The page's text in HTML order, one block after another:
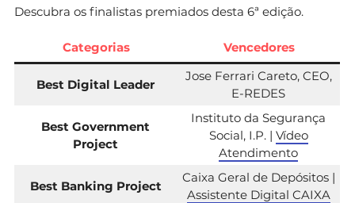
Descubra os finalistas premiados desta 6ª edição.
Categorias Vencedores
Best Digital Leader
Jose Ferrari Careto, CEO,
E-REDES
Best Government
Project
Instituto da Segurança
Social, I.P. | Vídeo
Atendimento
Best Banking Project
Caixa Geral de Depósitos |
Assistente Digital CAIXA